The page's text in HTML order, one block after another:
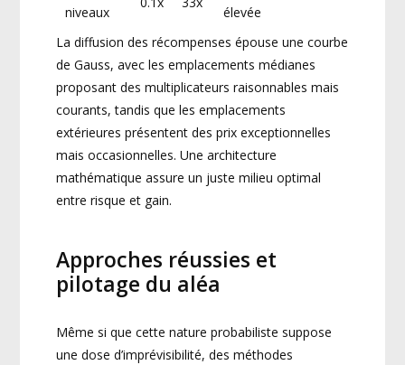
niveaux
élevée
La diffusion des récompenses épouse une courbe
de Gauss, avec les emplacements médianes
proposant des multiplicateurs raisonnables mais
courants, tandis que les emplacements
extérieures présentent des prix exceptionnelles
mais occasionnelles. Une architecture
mathématique assure un juste milieu optimal
entre risque et gain.
Approches réussies et
pilotage du aléa
Même si que cette nature probabiliste suppose
une dose d’imprévisibilité, des méthodes